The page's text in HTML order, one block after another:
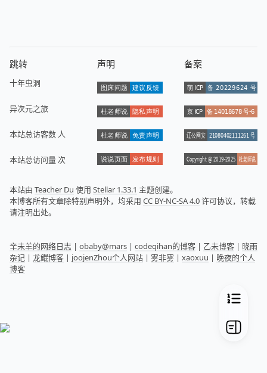
跳转
十年虫洞
异次元之旅
本站总访客数 人
本站总访问量次
声明 备案
本站由 Teacher Du 使用 Stellar 1.33.1 主题创建。
本博客所有文章除特别声明外，均采用 CC BY-NC-SA 4.0许可协议，转载
请注明出处。
辛未羊的网络日志 | obaby@mars | codeqihan的博客 | 乙未博客 | 晓雨
杂记 | 龙鲲博客 | joojenZhou个人网站 | 雾非雾 | xaoxuu | 晚夜的个人
博客